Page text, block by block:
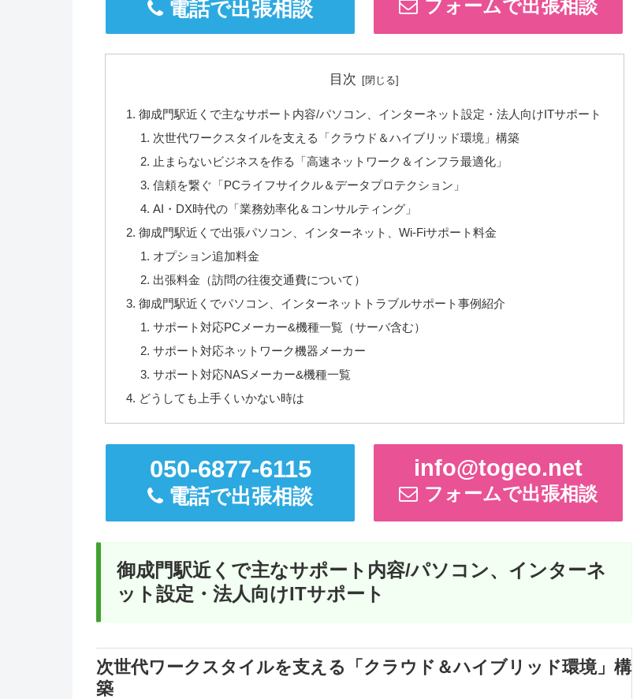
電話で出張相談 フォームで出張相談
目次
御成門駅近くで主なサポート内容/パソコン、インターネット設定・法人向けITサポート
次世代ワークスタイルを支える「クラウド＆ハイブリッド環境」構築
止まらないビジネスを作る「高速ネットワーク＆インフラ最適化」
信頼を繋ぐ「PCライフサイクル＆データプロテクション」
AI・DX時代の「業務効率化＆コンサルティング」
御成門駅近くで出張パソコン、インターネット、Wi-Fiサポート料金
オプション追加料金
出張料金（訪問の往復交通費について）
御成門駅近くでパソコン、インターネットトラブルサポート事例紹介
サポート対応PCメーカー&機種一覧（サーバ含む）
サポート対応ネットワーク機器メーカー
サポート対応NASメーカー&機種一覧
どうしても上手くいかない時は
050-6877-6115
電話で出張相談
info@togeo.net
フォームで出張相談
御成門駅近くで主なサポート内容/パソコン、インターネ
ット設定・法人向けITサポート
次世代ワークスタイルを支える「クラウド＆ハイブリッド環境」構
築